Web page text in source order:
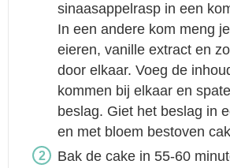
sinaasappelrasp in een
In een andere kom meng
eieren, vanille extract en
door elkaar. Voeg de
kommen bij elkaar en
beslag. Giet het beslag in
en met bloem bestoven
Bak de cake in 55-60